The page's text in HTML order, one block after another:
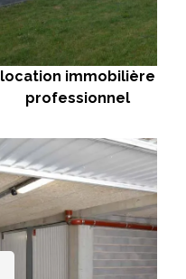
location immobilière
professionnel